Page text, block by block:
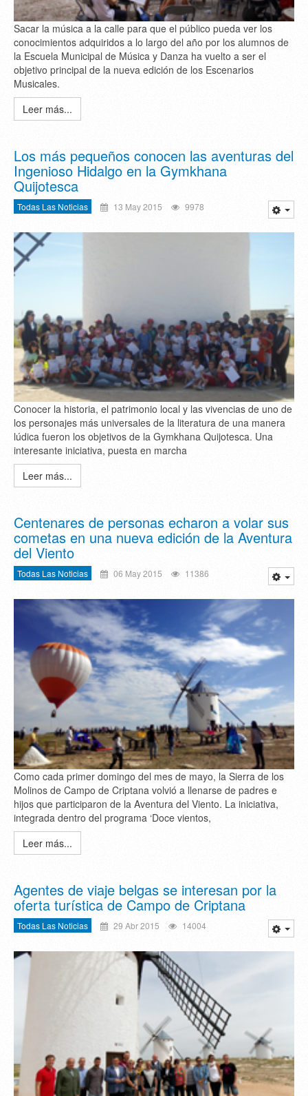
Sacar la música a la calle para que el público pueda ver los
conocimientos adquiridos a lo largo del año por los alumnos de
la Escuela Municipal de Música y Danza ha vuelto a ser el
objetivo principal de la nueva edición de los Escenarios
Musicales.
Leer más...
Los más pequeños conocen las aventuras del
Ingenioso Hidalgo en la Gymkhana
Quijotesca
Todas Las Noticias 13 May 2015 9978
Conocer la historia, el patrimonio local y las vivencias de uno de
los personajes más universales de la literatura de una manera
lúdica fueron los objetivos de la Gymkhana Quijotesca. Una
interesante iniciativa, puesta en marcha
Leer más...
Centenares de personas echaron a volar sus
cometas en una nueva edición de la Aventura
del Viento
Todas Las Noticias 06 May 2015 11386
Como cada primer domingo del mes de mayo, la Sierra de los
Molinos de Campo de Criptana volvió a llenarse de padres e
hijos que participaron de la Aventura del Viento. La iniciativa,
integrada dentro del programa ‘Doce vientos,
Leer más...
Agentes de viaje belgas se interesan por la
oferta turística de Campo de Criptana
Todas Las Noticias 29 Abr 2015 14004